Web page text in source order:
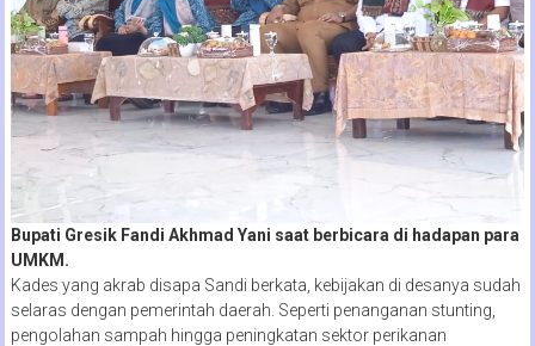
Bupati Gresik Fandi Akhmad Yani saat berbicara di hadapan para
UMKM.
Kades yang akrab disapa Sandi berkata, kebijakan di desanya sudah
selaras dengan pemerintah daerah. Seperti penanganan stunting,
pengolahan sampah hingga peningkatan sektor perikanan